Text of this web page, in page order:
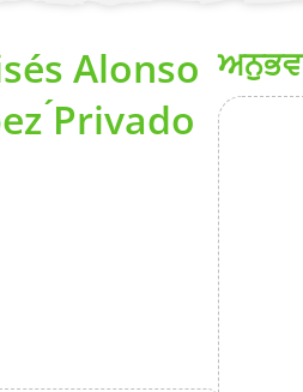
Alonso
́Privado
ਅਨੁਭਵ